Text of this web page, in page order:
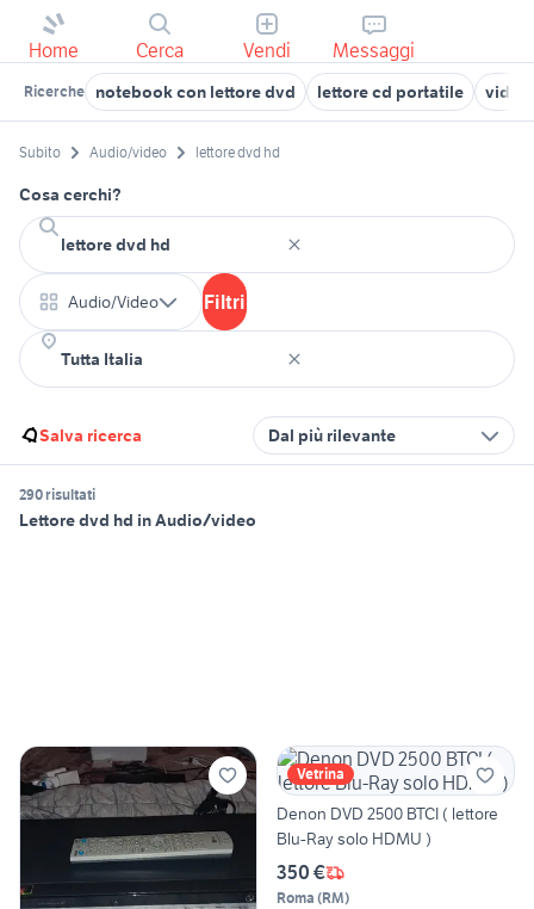
Home Cerca Vendi Messaggi
Ricerche notebook con lettore dvd lettore cd portatile
Subito Audio/video lettore dvd hd
Cosa cerchi?
Audio/Video Filtri
Salva ricerca Dal più rilevante
290 risultati
Lettore dvd hd in Audio/video
Vetrina
Denon DVD 2500 BTCI ( lettore
Blu-Ray solo HDMU )
350 €
Roma (RM)